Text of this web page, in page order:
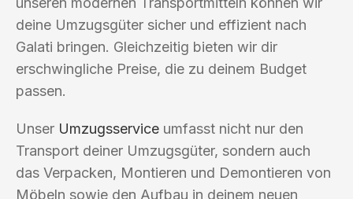
deine Umzugsgüter sicher und effizient nach
Galati bringen. Gleichzeitig bieten wir dir
erschwingliche Preise, die zu deinem Budget
passen.
Unser Umzugsservice umfasst nicht nur den
Transport deiner Umzugsgüter, sondern auch
das Verpacken, Montieren und Demontieren von
Möbeln sowie den Aufbau in deinem neuen